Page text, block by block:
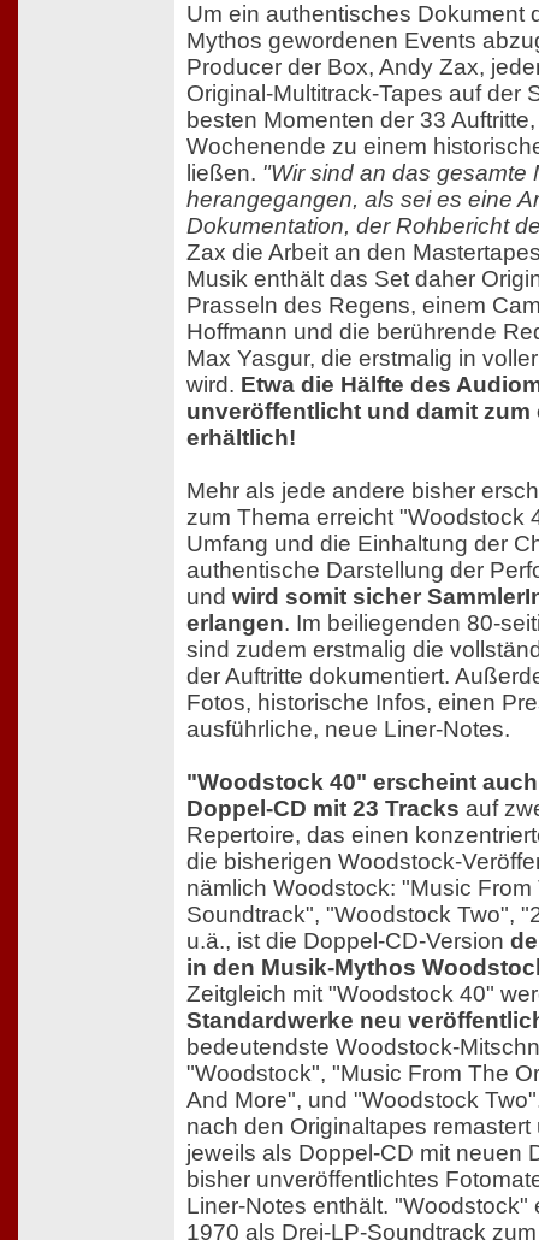
Um ein authentisches Dokument
Mythos gewordenen Events
Producer der Box, Andy Zax,
Original-Multitrack-Tapes auf der
besten Momenten der 33
Wochenende zu einem
ließen. "Wir sind an das gesamte
herangegangen, als sei es eine
Dokumentation, der Rohbericht
Zax die Arbeit an den
Musik enthält das Set daher
Prasseln des Regens, einem
Hoffmann und die berührende
Max Yasgur, die erstmalig in
wird. Etwa die Hälfte des
unveröffentlicht und damit zum
erhältlich!
Mehr als jede andere bisher
zum Thema erreicht "Woodstock
Umfang und die Einhaltung der
authentische Darstellung der
und wird somit sicher
erlangen. Im beiliegenden 80-
sind zudem erstmalig die
der Auftritte dokumentiert.
Fotos, historische Infos, einen
ausführliche, neue Liner-Notes.
"Woodstock 40" erscheint
Doppel-CD mit 23 Tracks auf
Repertoire, das einen
die bisherigen Woodstock-
nämlich Woodstock: "Music From
Soundtrack", "Woodstock Two",
u.ä., ist die Doppel-CD-Version
in den Musik-Mythos
Zeitgleich mit "Woodstock 40"
Standardwerke neu
bedeutendste Woodstock-
"Woodstock", "Music From The
And More", und "Woodstock
nach den Originaltapes
jeweils als Doppel-CD mit neuen
bisher unveröffentlichtes
Liner-Notes enthält. "Woodstock"
1970 als Drei-LP-Soundtrack